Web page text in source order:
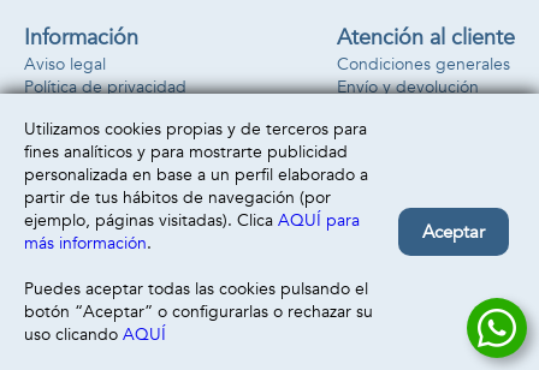
Información
Aviso legal
Política de privacidad
Atención al cliente
Condiciones generales
Envío y devolución
Formas de pago
Utilizamos cookies propias y de terceros para
fines analíticos y para mostrarte publicidad
personalizada en base a un perfil elaborado a
partir de tus hábitos de navegación (por
ejemplo, páginas visitadas). Clica AQUÍ para
más información.
Puedes aceptar todas las cookies pulsando el
botón “Aceptar” o configurarlas o rechazar su
uso clicando AQUÍ
Aceptar